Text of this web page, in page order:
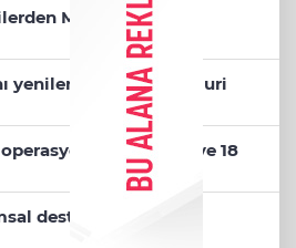
MEB'e ziyaret
yenileniyor... İlk taşı Nuri
273 sikke ve 18
destek hesaplarda